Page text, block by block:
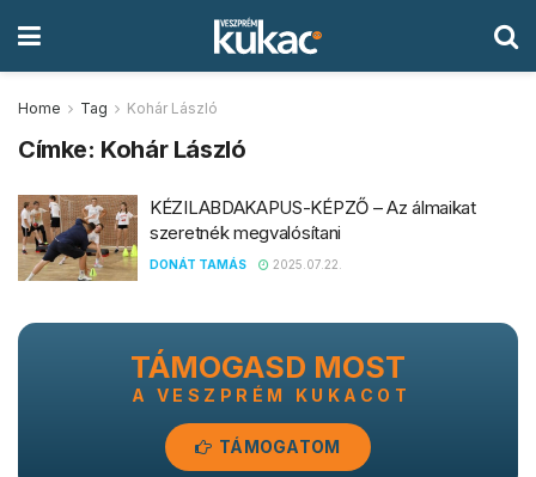
Home Tag Kohár László
Címke: Kohár László
KÉZILABDAKAPUS-KÉPZŐ – Az álmaikat
szeretnék megvalósítani
DONÁT TAMÁS 2025.07.22.
TÁMOGASD MOST
A VESZPRÉM KUKACOT
TÁMOGATOM